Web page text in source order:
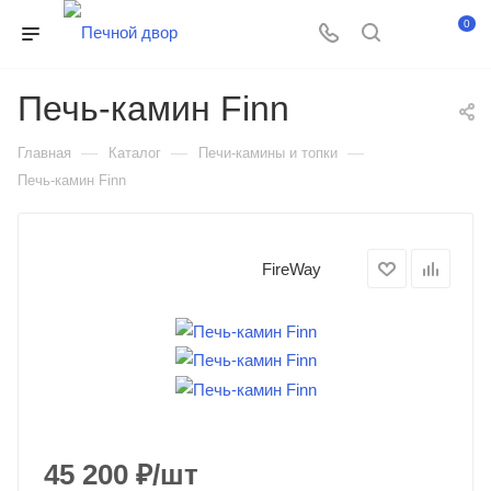
0
Печь-камин Finn
Главная — Каталог — Печи-камины и топки —
Печь-камин Finn
FireWay
45 200 ₽/шт